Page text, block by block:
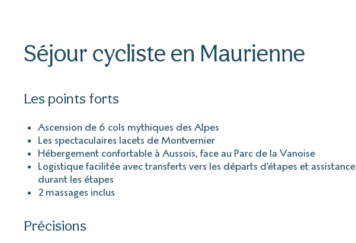
Séjour cycliste en Maurienne
Les points forts
Ascension de 6 cols mythiques des Alpes
Les spectaculaires lacets de Montvernier
Hébergement confortable à Aussois, face au Parc de la Vanoise
Logistique facilitée avec transferts vers les départs d’étapes et assistance
durant les étapes
2 massages inclus
Précisions